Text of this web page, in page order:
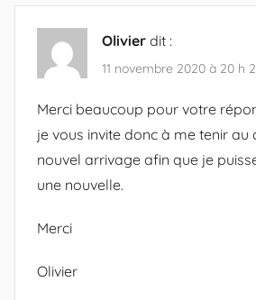
Olivier dit :
11 novembre 2020 à 20 h
Merci beaucoup pour votre
je vous invite donc à me tenir
nouvel arrivage afin que je
une nouvelle.
Merci
Olivier